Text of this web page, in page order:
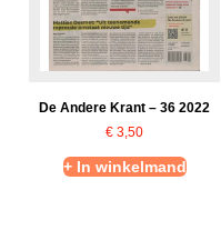
De Andere Krant – 36 2022
€ 3,50
+ In winkelmand